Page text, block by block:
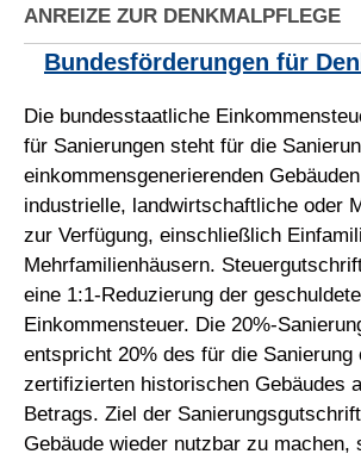
ANREIZE ZUR DENKMALPFLEGE
Bundesförderungen für
Die bundesstaatliche
für Sanierungen steht für die
einkommensgenerierenden
industrielle, landwirtschaftliche oder
zur Verfügung, einschließlich
Mehrfamilienhäusern.
eine 1:1-Reduzierung der
Einkommensteuer. Die 20%-
entspricht 20% des für die Sanierung
zertifizierten historischen Gebäudes
Betrags. Ziel der
Gebäude wieder nutzbar zu machen,